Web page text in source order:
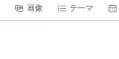
画像 テーマ